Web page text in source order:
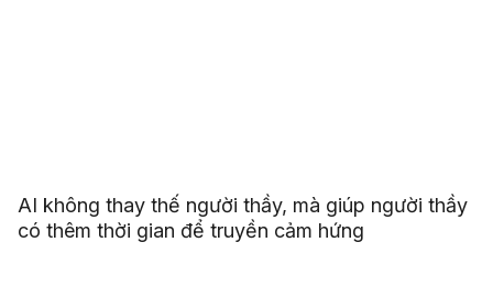
AI không thay thế người thầy, mà giúp người thầy
có thêm thời gian để truyền cảm hứng